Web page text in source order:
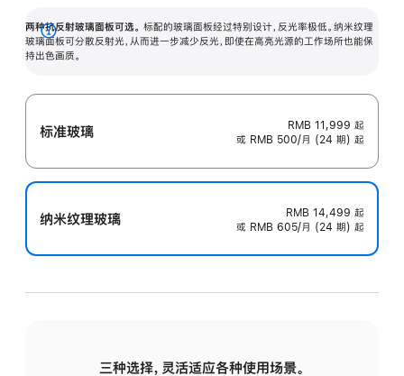
两种抗反射玻璃面板可选。 标配的玻璃面板经过特别设计，反光率极低。纳米纹理
玻璃面板可分散反射光，从而进一步减少反光，即使在高亮光源的工作场所也能保
持出色画质。
展
开
标准玻璃 RMB 11,999 起
或 RMB 500/月 (24 期) 起
纳米纹理玻璃 RMB 14,499 起
或 RMB 605/月 (24 期) 起
三种选择，灵活适应各种使用场景。